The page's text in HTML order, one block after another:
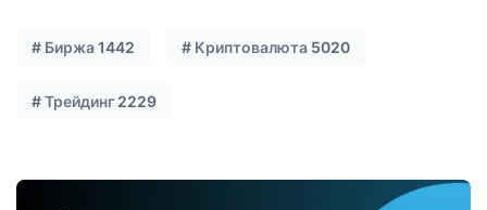
# Биржа 1442 # Криптовалюта 5020
#Трейдинг 2229